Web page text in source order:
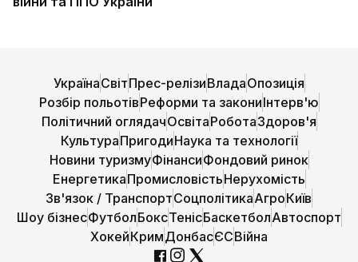
УкраїнаСвітПрес-релізиВладаОпозиція
Розбір польотівРеформи та закониІнтерв'ю
Політичний оглядачОсвітаРоботаЗдоров'я
КультураПригодиНаука та технології
Новини туризмуФінансиФондовий ринок
ЕнергетикаПромисловістьНерухомість
Зв'язок / ТранспортСоцполітикаАгроКиїв
Шоу бізнесФутболБоксТенісБаскетболАвтоспорт
ХокейКримДонбасЄСВійна